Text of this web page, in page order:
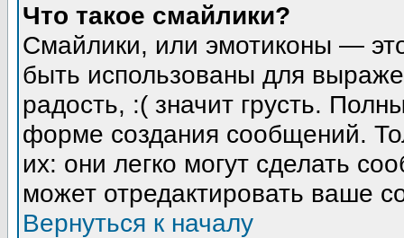
Что такое смайлики?
Смайлики, или эмотиконы —
быть использованы для
радость, :( значит грусть.
форме создания сообщений.
их: они легко могут сделать
может отредактировать ваше
Вернуться к началу